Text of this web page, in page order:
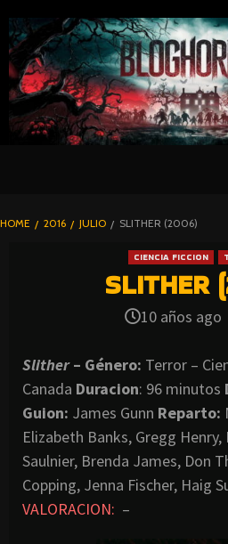
TO
CONTENT
BLOGHORROR
HOME 2016 JULIO SLITHER (2006)
CIENCIA FICCION
SLITHER
10 años ago
Slither– Género: Terror –
Canada Duracion: 96 minutos
Guion: James Gunn Reparto:
Elizabeth Banks, Gregg
Saulnier, Brenda James, Don
Copping, Jenna Fischer, Haig
VALORACION: –